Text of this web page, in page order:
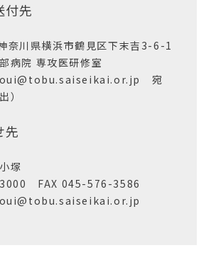
付先
川県横浜市鶴見区下末吉3-6-1
病院 専攻医研修室
宛
）
先
塚
FAX 045-576-3586